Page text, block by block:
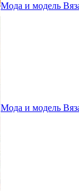
Мода и модель
Мода и модель